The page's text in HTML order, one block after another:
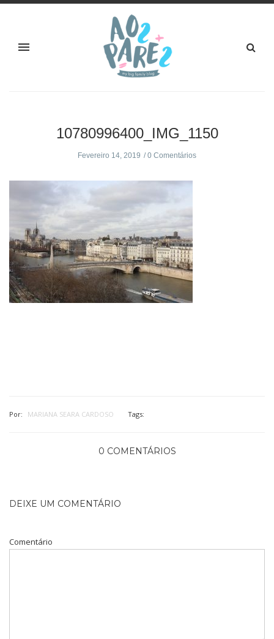
10780996400_IMG_1150
Fevereiro 14, 2019 0 Comentários
Por: MARIANA SEARA CARDOSO Tags:
0 COMENTÁRIOS
DEIXE UM COMENTÁRIO
Comentário